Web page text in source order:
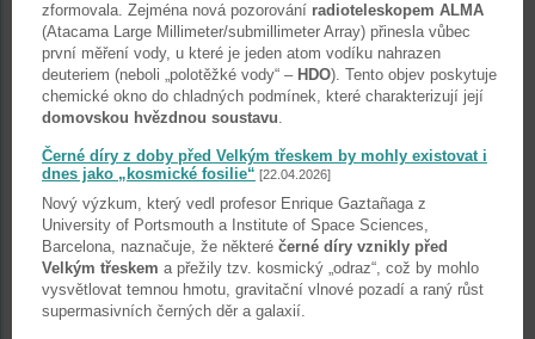
zformovala. Zejména nová pozorování radioteleskopem ALMA
(Atacama Large Millimeter/submillimeter Array) přinesla vůbec
první měření vody, u které je jeden atom vodíku nahrazen
deuteriem (neboli „polotěžké vody“ – HDO). Tento objev poskytuje
chemické okno do chladných podmínek, které charakterizují její
domovskou hvězdnou soustavu.
Černé díry z doby před Velkým třeskem by mohly existovat i
dnes jako „kosmické fosilie“ [22.04.2026]
Nový výzkum, který vedl profesor Enrique Gaztañaga z
University of Portsmouth a Institute of Space Sciences,
Barcelona, naznačuje, že některé černé díry vznikly před
Velkým třeskem a přežily tzv. kosmický „odraz“, což by mohlo
vysvětlovat temnou hmotu, gravitační vlnové pozadí a raný růst
supermasivních černých děr a galaxií.